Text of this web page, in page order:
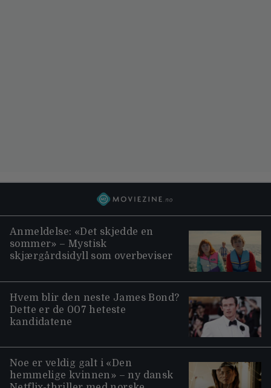
Anmeldelse: «Det skjedde en
sommer» – Mystisk
skjærgårdsidyll som overbeviser
Hvem blir den neste James Bond?
Dette er de 007 heteste
kandidatene
Noe er veldig galt i «Den
hemmelige kvinnen» – ny dansk